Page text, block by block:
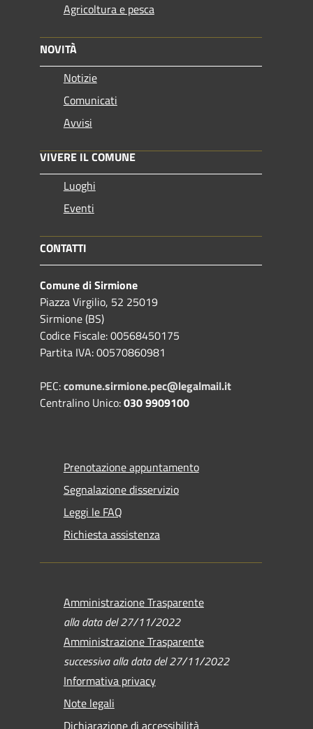
Agricoltura e pesca
NOVITÀ
Notizie
Comunicati
Avvisi
VIVERE IL COMUNE
Luoghi
Eventi
CONTATTI
Comune di Sirmione
Piazza Virgilio, 52 25019
Sirmione (BS)
Codice Fiscale: 00568450175
Partita IVA: 00570860981
PEC:comune.sirmione.pec@legalmail.it
Centralino Unico:030 9909100
Prenotazione appuntamento
Segnalazione disservizio
Leggi le FAQ
Richiesta assistenza
Amministrazione Trasparente
alla data del 27/11/2022
Amministrazione Trasparente
successiva alla data del 27/11/2022
Informativa privacy
Note legali